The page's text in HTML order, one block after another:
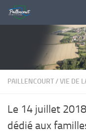
Skip to content
PAILLENCOURT/VIE DE
Le 14 juillet
dédié aux